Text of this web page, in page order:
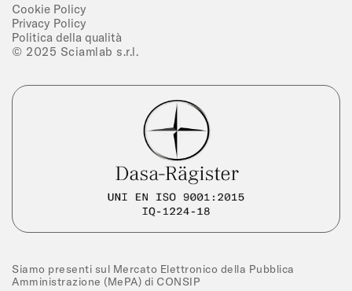
Cookie Policy
Privacy Policy
Politica della qualità
© 2025 Sciamlab s.r.l.
Siamo presenti sul Mercato Elettronico della Pubblica
Amministrazione (MePA) di CONSIP